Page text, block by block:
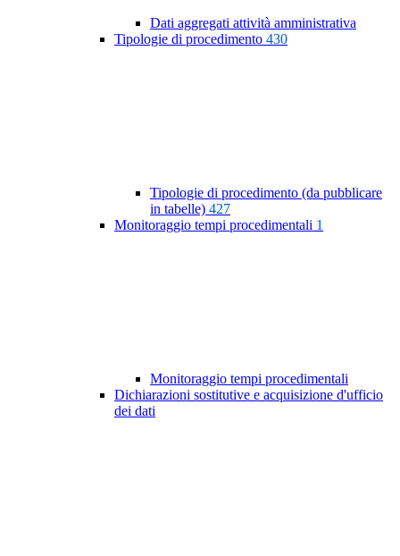
Dati aggregati attività amministrativa
Tipologie di procedimento 430
Tipologie di procedimento (da pubblicare
in tabelle) 427
Monitoraggio tempi procedimentali 1
Monitoraggio tempi procedimentali
Dichiarazioni sostitutive e acquisizione d'ufficio
dei dati